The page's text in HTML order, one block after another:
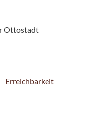
Erreichbarkeit